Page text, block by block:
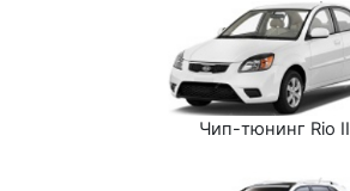
Чип-тюнинг Rio II